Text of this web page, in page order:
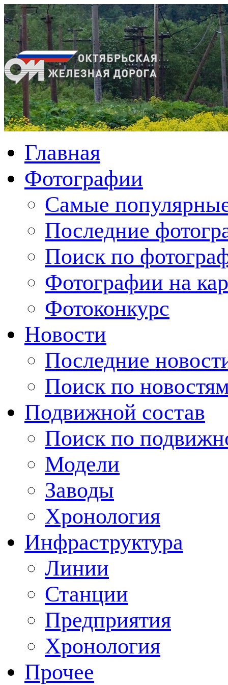
Главная
Фотографии
Cамые
Последние
Поиск по
Фотографии на
Фотоконкурс
Новости
Последние
Поиск по
Подвижной состав
Поиск по
Модели
Заводы
Хронология
Инфраструктура
Линии
Станции
Предприятия
Хронология
Прочее